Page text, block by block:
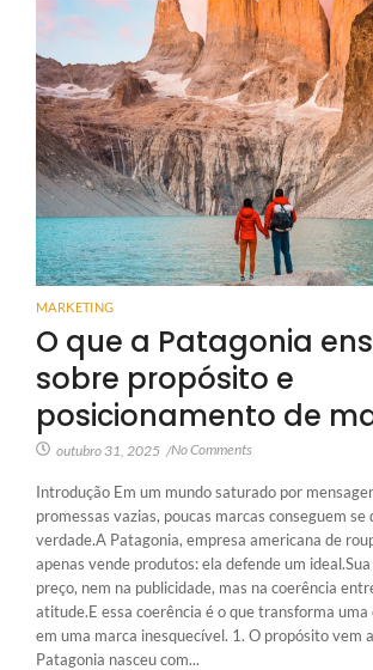
MARKETING
O que a Patagonia
sobre propósito e
posicionamento de
outubro 31, 2025 /No Comments
Introdução Em um mundo saturado por
promessas vazias, poucas marcas conseguem se
verdade.A Patagonia, empresa americana de
apenas vende produtos: ela defende um
preço, nem na publicidade, mas na coerência
atitude.E essa coerência é o que transforma uma
em uma marca inesquecível. 1. O propósito vem
Patagonia nasceu com...